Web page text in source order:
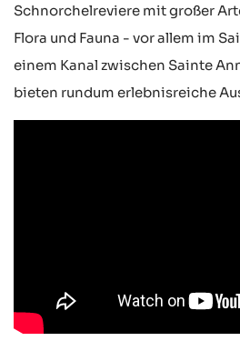
Schnorchelreviere mit großer
Flora und Fauna - vor allem im
einem Kanal zwischen Sainte
bieten rundum erlebnisreiche